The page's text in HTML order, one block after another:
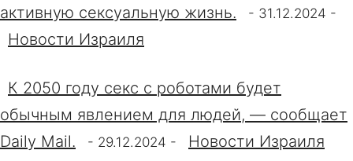
активную сексуальную жизнь.
- 31.12.2024 -
Новости Израиля
К 2050 году секс с роботами будет
обычным явлением для людей, — сообщает
Daily Mail.
- 29.12.2024 - Новости Израиля